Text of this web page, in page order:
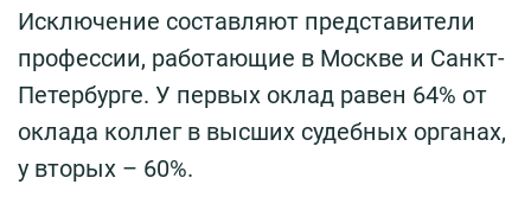
Исключение составляют представители
профессии, работающие в Москве и Санкт-
Петербурге. У первых оклад равен 64% от
оклада коллег в высших судебных органах,
у вторых – 60%.